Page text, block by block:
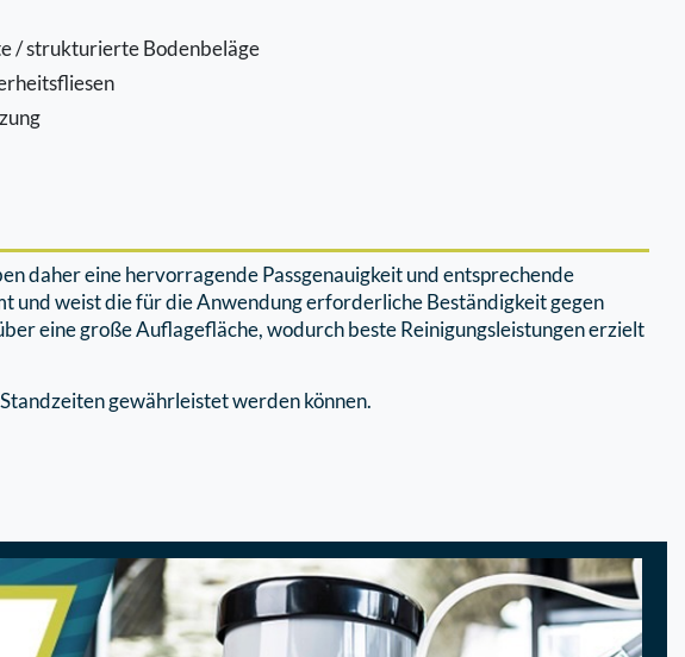
/ strukturierte Bodenbeläge
daher eine hervorragende Passgenauigkeit und entsprechende
und weist die für die Anwendung erforderliche Beständigkeit gegen
eine große Auflagefläche, wodurch beste Reinigungsleistungen erzielt
gewährleistet werden können.